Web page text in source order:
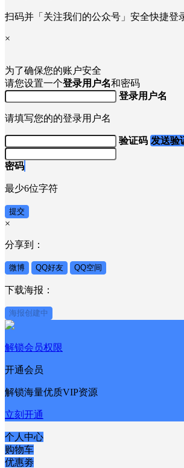
扫码并「关注我们的公众号」安全快捷登
×
为了确保您的账户安全
请您设置一个登录用户名和密码
登录用户名
请填写您的的登录用户名
验证码 发送验
密码
最少6位字符
提交
×
分享到：
微博 QQ好友 QQ空间
下载海报：
海报创建中
解锁会员权限
开通会员
解锁海量优质VIP资源
立刻开通
个人中心
购物车
优惠劵